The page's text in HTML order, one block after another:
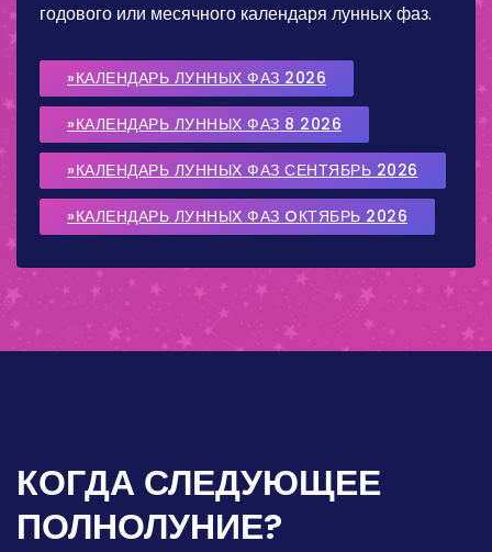
годового или месячного календаря лунных фаз.
»КАЛЕНДАРЬ ЛУННЫХ ФАЗ 2026
»КАЛЕНДАРЬ ЛУННЫХ ФАЗ 8 2026
»КАЛЕНДАРЬ ЛУННЫХ ФАЗ СЕНТЯБРЬ 2026
»КАЛЕНДАРЬ ЛУННЫХ ФАЗ OКТЯБРЬ 2026
КОГДА СЛЕДУЮЩЕЕ
ПОЛНОЛУНИЕ?